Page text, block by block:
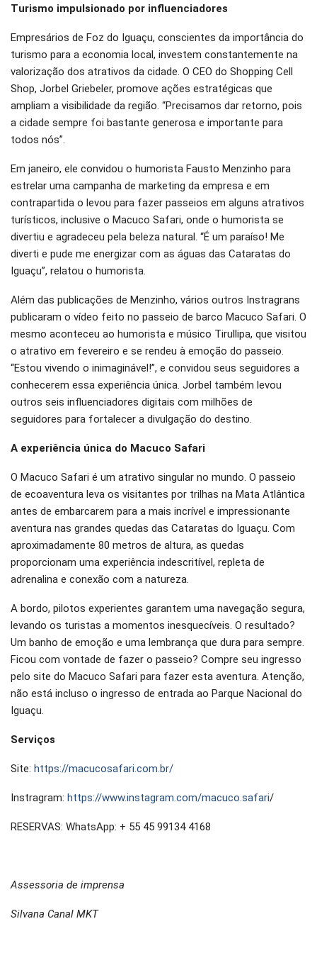
Turismo impulsionado por influenciadores
Empresários de Foz do Iguaçu, conscientes da importância do
turismo para a economia local, investem constantemente na
valorização dos atrativos da cidade. O CEO do Shopping Cell
Shop, Jorbel Griebeler, promove ações estratégicas que
ampliam a visibilidade da região. “Precisamos dar retorno, pois
a cidade sempre foi bastante generosa e importante para
todos nós”.
Em janeiro, ele convidou o humorista Fausto Menzinho para
estrelar uma campanha de marketing da empresa e em
contrapartida o levou para fazer passeios em alguns atrativos
turísticos, inclusive o Macuco Safari, onde o humorista se
divertiu e agradeceu pela beleza natural. “É um paraíso! Me
diverti e pude me energizar com as águas das Cataratas do
Iguaçu”, relatou o humorista.
Além das publicações de Menzinho, vários outros Instragrans
publicaram o vídeo feito no passeio de barco Macuco Safari. O
mesmo aconteceu ao humorista e músico Tirullipa, que visitou
o atrativo em fevereiro e se rendeu à emoção do passeio.
“Estou vivendo o inimaginável!”, e convidou seus seguidores a
conhecerem essa experiência única. Jorbel também levou
outros seis influenciadores digitais com milhões de
seguidores para fortalecer a divulgação do destino.
A experiência única do Macuco Safari
O Macuco Safari é um atrativo singular no mundo. O passeio
de ecoaventura leva os visitantes por trilhas na Mata Atlântica
antes de embarcarem para a mais incrível e impressionante
aventura nas grandes quedas das Cataratas do Iguaçu. Com
aproximadamente 80 metros de altura, as quedas
proporcionam uma experiência indescritível, repleta de
adrenalina e conexão com a natureza.
A bordo, pilotos experientes garantem uma navegação segura,
levando os turistas a momentos inesquecíveis. O resultado?
Um banho de emoção e uma lembrança que dura para sempre.
Ficou com vontade de fazer o passeio? Compre seu ingresso
pelo site do Macuco Safari para fazer esta aventura. Atenção,
não está incluso o ingresso de entrada ao Parque Nacional do
Iguaçu.
Serviços
Site: https://macucosafari.com.br/
Instragram: https://www.instagram.com/macuco.safari/
RESERVAS: WhatsApp: + 55 45 99134 4168
Assessoria de imprensa
Silvana Canal MKT